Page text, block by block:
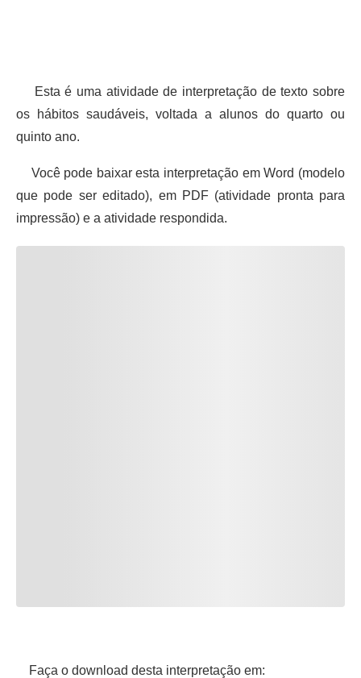
Esta é uma atividade de interpretação de texto sobre
os hábitos saudáveis, voltada a alunos do quarto ou
quinto ano.
Você pode baixar esta interpretação em Word (modelo
que pode ser editado), em PDF (atividade pronta para
impressão) e a atividade respondida.
Faça o download desta interpretação em: